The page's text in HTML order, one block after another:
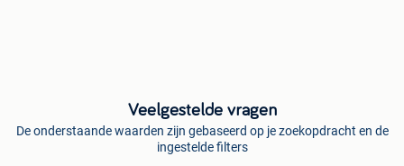
Veelgestelde vragen
De onderstaande waarden zijn gebaseerd op je zoekopdracht en de
ingestelde filters